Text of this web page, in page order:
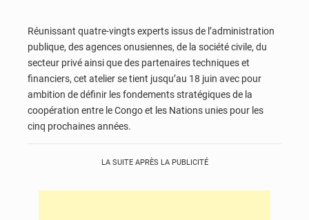
Réunissant quatre-vingts experts issus de l’administration
publique, des agences onusiennes, de la société civile, du
secteur privé ainsi que des partenaires techniques et
financiers, cet atelier se tient jusqu’au 18 juin avec pour
ambition de définir les fondements stratégiques de la
coopération entre le Congo et les Nations unies pour les
cinq prochaines années.
LA SUITE APRÈS LA PUBLICITÉ